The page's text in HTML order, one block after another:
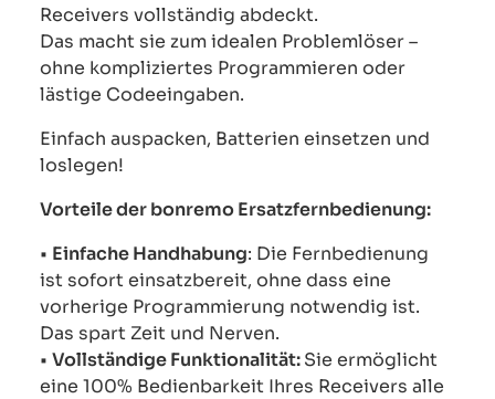
Receivers vollständig abdeckt.
Das macht sie zum idealen Problemlöser –
ohne kompliziertes Programmieren oder
lästige Codeeingaben.
Einfach auspacken, Batterien einsetzen und
loslegen!
Vorteile der bonremo Ersatzfernbedienung:
• Einfache Handhabung: Die Fernbedienung
ist sofort einsatzbereit, ohne dass eine
vorherige Programmierung notwendig ist.
Das spart Zeit und Nerven.
• Vollständige Funktionalität:Sie ermöglicht
eine 100% Bedienbarkeit Ihres Receivers alle